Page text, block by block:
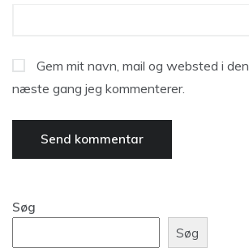
Gem mit navn, mail og websted i
næste gang jeg kommenterer.
Søg
Søg